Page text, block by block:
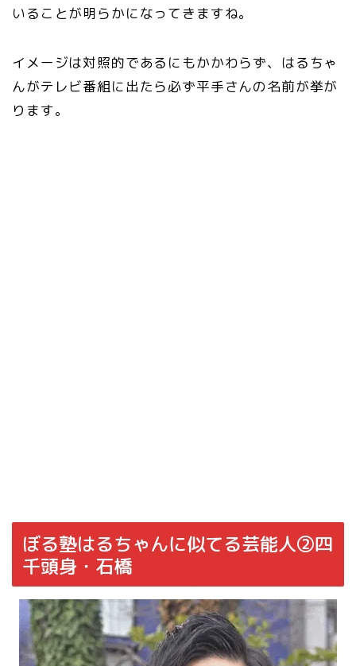
いることが明らかになってきますね。
イメージは対照的であるにもかかわらず、はるちゃ
んがテレビ番組に出たら必ず平手さんの名前が挙が
ります。
ぼる塾はるちゃんに似てる芸能人②四
千頭身・石橋